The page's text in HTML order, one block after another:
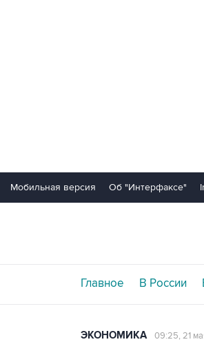
Мобильная версия Об "Интерфаксе"
Главное В России
ЭКОНОМИКА 09:25, 21